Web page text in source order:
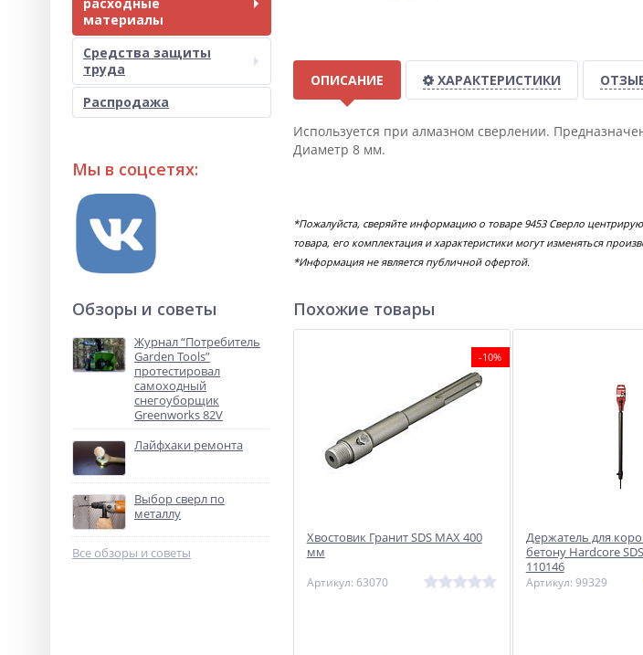
материалы
Средства защиты
труда
Распродажа
Мы в соцсетях:
Обзоры и советы
Журнал “Потребитель
Garden Tools”
протестировал
самоходный
снегоуборщик
Greenworks 82V
Лайфхаки ремонта
Выбор сверл по
металлу
Все обзоры и советы
ОПИСАНИЕ ХАРАКТЕРИСТИКИ
Используется при алмазном сверлении.
Диаметр 8 мм.
*Пожалуйста, сверяйте информацию о товаре 9453 Сверло
товара, его комплектация и характеристики могут изменяться
*Информация не является публичной офертой.
Похожие товары
-10%
Хвостовик Гранит SDS MAX 400
мм
Артикул: 63070
Держатель для
бетону Hardcore
110146
Артикул: 99329